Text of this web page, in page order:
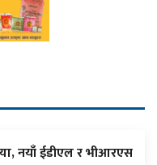
नयाँ ईडीएल र भीआरएस